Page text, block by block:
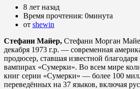
8 лет назад
Время прочтения: 0минута
от shewin
Стефани Майер, Стефани Морган
декабря 1973 г.р. — современная
продюсер, ставшая известной
вампирах «Сумерки». Во всем мире
книг серии «Сумерки» — более 100
переведённых на 37 языков, включая